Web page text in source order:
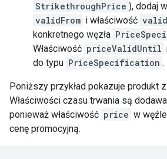
StrikethroughPrice ), dodaj
validFrom i właściwość
konkretnego węzła
Właściwość priceValidUntil
do typu PriceSpecification .
Poniższy przykład pokazuje produkt
Właściwości czasu trwania są
ponieważ właściwość price w węźle
cenę promocyjną.